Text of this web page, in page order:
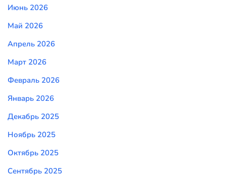
Июнь 2026
Май 2026
Апрель 2026
Март 2026
Февраль 2026
Январь 2026
Декабрь 2025
Ноябрь 2025
Октябрь 2025
Сентябрь 2025